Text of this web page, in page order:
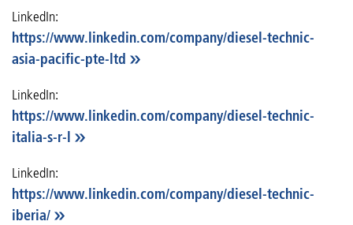
LinkedIn:
https://www.linkedin.com/company/diesel-technic-
asia-pacific-pte-ltd
LinkedIn:
https://www.linkedin.com/company/diesel-technic-
italia-s-r-l
LinkedIn:
https://www.linkedin.com/company/diesel-technic-
iberia/